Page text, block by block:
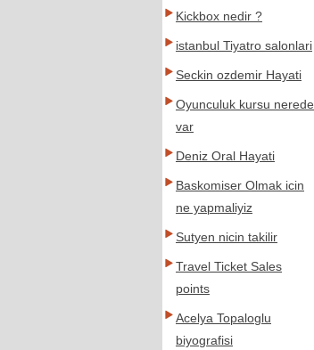
Kickbox nedir ?
istanbul Tiyatro salonlari
Seckin ozdemir Hayati
Oyunculuk kursu nerede
var
Deniz Oral Hayati
Baskomiser Olmak icin
ne yapmaliyiz
Sutyen nicin takilir
Travel Ticket Sales
points
Acelya Topaloglu
biyografisi